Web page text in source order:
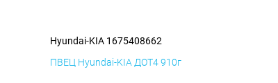
Hyundai-KIA 1675408662
ПВЕЦ Hyundai-KIA ДОТ4 910г